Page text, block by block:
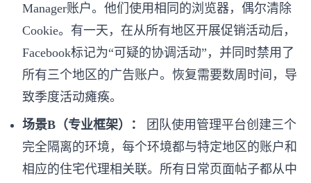
Manager账户。他们使用相同的浏览器，偶尔清除
Cookie。有一天，在从所有地区开展促销活动后，
Facebook标记为“可疑的协调活动”，并同时禁用了
所有三个地区的广告账户。恢复需要数周时间，导
致季度活动瘫痪。
场景B（专业框架）：
团队使用管理平台创建三个
完全隔离的环境，每个环境都与特定地区的账户和
相应的住宅代理相关联。所有日常页面帖子都从中